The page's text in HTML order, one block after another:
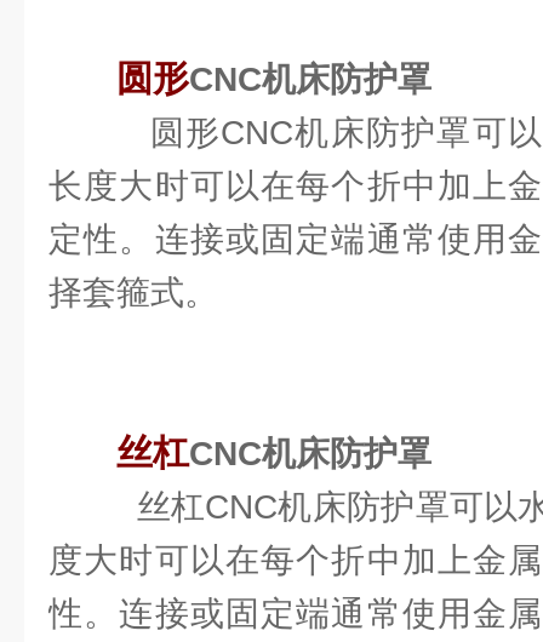
圆形CNC机床防护罩
圆形CNC机床防护罩可
长度大时可以在每个折中加上
定性。连接或固定端通常使用
择套箍式。
丝杠CNC机床防护罩
丝杠CNC机床防护罩可以
度大时可以在每个折中加上金
性。连接或固定端通常使用金